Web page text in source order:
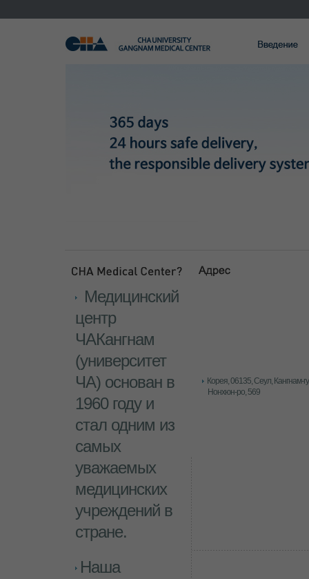
Медицинский
центр
ЧАКангнам
(университет
ЧА) основан в
1960 году и
стал одним из
самых
уважаемых
медицинских
учреждений в
стране.
Наша
Корея, 06135, Сеул, Кангнам-гу,
Нонхюн-ро, 569